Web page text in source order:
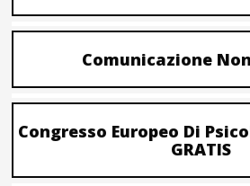
Comunicazione
Congresso Europeo Di
GRATIS